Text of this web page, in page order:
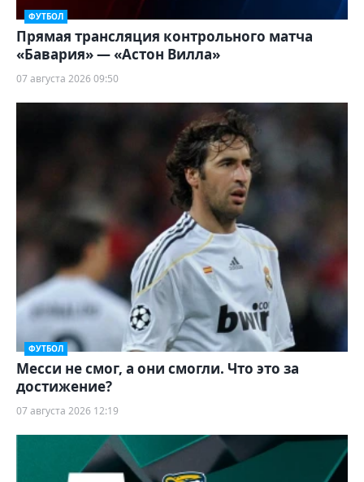
ФУТБОЛ
Прямая трансляция контрольного матча
«Бавария» — «Астон Вилла»
07 августа 2026 09:50
ФУТБОЛ
Месси не смог, а они смогли. Что это за
достижение?
07 августа 2026 12:19